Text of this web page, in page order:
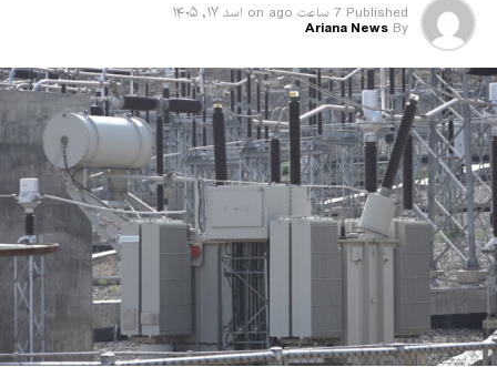
Published 7 ساعت ago on اسد ۱۷, ۱۴۰۵
By
Ariana News